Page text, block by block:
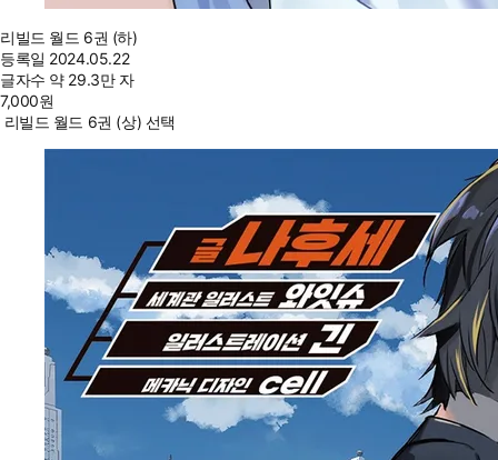
리빌드 월드 6권 (하)
등록일 2024.05.22
글자수 약 29.3만 자
7,000원
리빌드 월드 6권 (상) 선택